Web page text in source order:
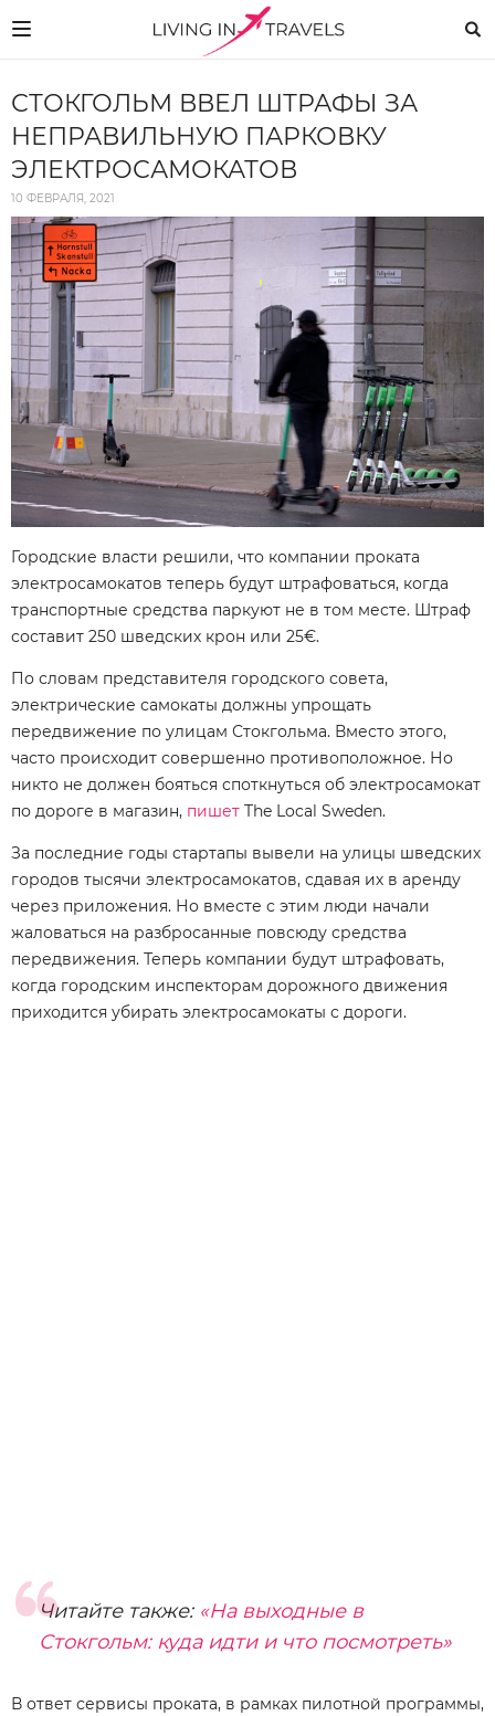
СТОКГОЛЬМ ВВЕЛ ШТРАФЫ ЗА
НЕПРАВИЛЬНУЮ ПАРКОВКУ
ЭЛЕКТРОСАМОКАТОВ
10 ФЕВРАЛЯ, 2021
Городские власти решили, что компании проката
электросамокатов теперь будут штрафоваться, когда
транспортные средства паркуют не в том месте. Штраф
составит 250 шведских крон или 25€.
По словам представителя городского совета,
электрические самокаты должны упрощать
передвижение по улицам Стокгольма. Вместо этого,
часто происходит совершенно противоположное. Но
никто не должен бояться споткнуться об электросамокат
по дороге в магазин, пишет The Local Sweden.
За последние годы стартапы вывели на улицы шведских
городов тысячи электросамокатов, сдавая их в аренду
через приложения. Но вместе с этим люди начали
жаловаться на разбросанные повсюду средства
передвижения. Теперь компании будут штрафовать,
когда городским инспекторам дорожного движения
приходится убирать электросамокаты с дороги.
Читайте также: «На выходные в
Стокгольм: куда идти и что посмотреть»
В ответ сервисы проката, в рамках пилотной программы,